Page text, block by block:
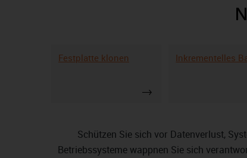
Festplatte klonen Inkrementelles
Schützen Sie sich vor Datenverlust,
Betriebssysteme wappnen Sie sich